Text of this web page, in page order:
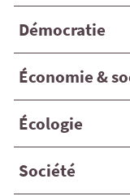
Démocratie
Économie &
Écologie
Société